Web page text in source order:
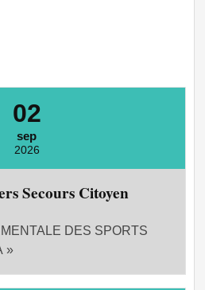
02
sep
2026
Secours Citoyen
DES SPORTS
»